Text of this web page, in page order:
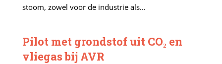
stoom, zowel voor de industrie als...
Pilot met grondstof uit CO₂ en
vliegas bij AVR